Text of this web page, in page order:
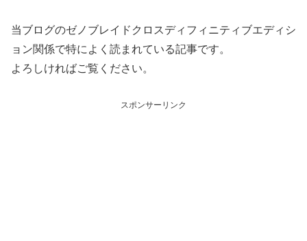
当ブログのゼノブレイドクロスディフィニティブエディシ
ョン関係で特によく読まれている記事です。
よろしければご覧ください。
スポンサーリンク